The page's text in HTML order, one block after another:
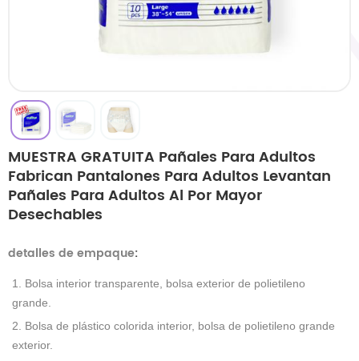
MUESTRA GRATUITA Pañales Para Adultos
Fabrican Pantalones Para Adultos Levantan
Pañales Para Adultos Al Por Mayor
Desechables
detalles de empaque:
1. Bolsa interior transparente, bolsa exterior de polietileno
grande.
2. Bolsa de plástico colorida interior, bolsa de polietileno grande
exterior.